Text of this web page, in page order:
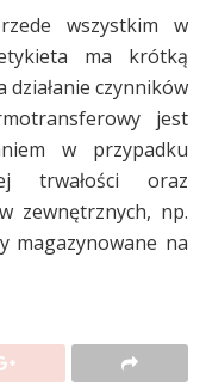
wszystkim w
ma krótką
czynników
jest
w przypadku
trwałości oraz
zewnętrznych, np.
magazynowane na